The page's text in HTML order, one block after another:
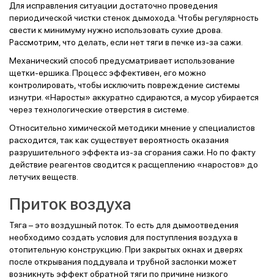
Для исправления ситуации достаточно проведения
периодической чистки стенок дымохода. Чтобы регулярность
свести к минимуму нужно использовать сухие дрова.
Рассмотрим, что делать, если нет тяги в печке из-за сажи.
Механический способ предусматривает использование
щетки-ершика. Процесс эффективен, его можно
контролировать, чтобы исключить повреждение системы
изнутри. «Наросты» аккуратно сдираются, а мусор убирается
через технологические отверстия в системе.
Относительно химической методики мнение у специалистов
расходится, так как существует вероятность оказания
разрушительного эффекта из-за сгорания сажи. Но по факту
действие реагентов сводится к расщеплению «наростов» до
летучих веществ.
Приток воздуха
Тяга – это воздушный поток. То есть для дымоотведения
необходимо создать условия для поступления воздуха в
отопительную конструкцию. При закрытых окнах и дверях
после открывания поддувала и трубной заслонки может
возникнуть эффект обратной тяги по причине низкого